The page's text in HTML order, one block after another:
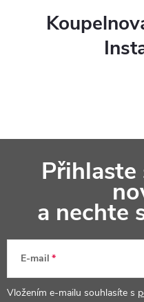
a
Přihlaste
a nechte
E-mail
Vložením e-mailu souhlasíte s